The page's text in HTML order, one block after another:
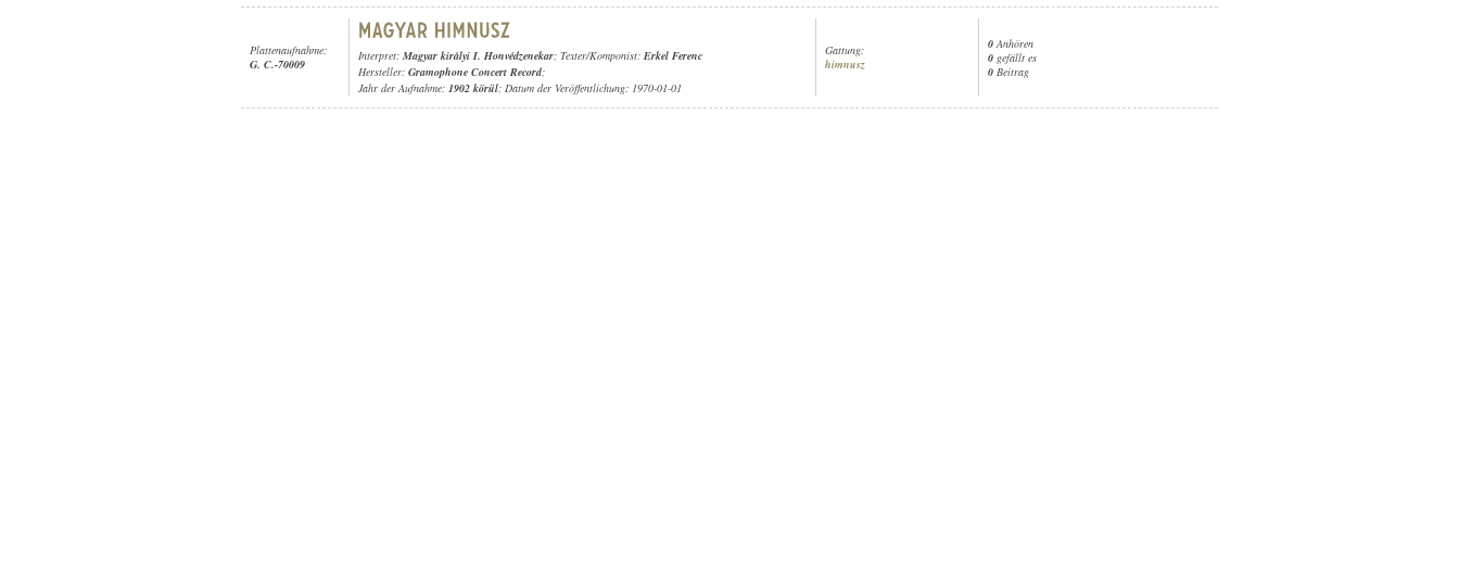
Plattenaufnahme:
G. C.-70009
Interpret: Magyar királyi I. Honvédzenekar; Texter/Komponist: Erkel Ferenc
Hersteller: Gramophone Concert Record;
Jahr der Aufnahme: 1902 körül; Datum der Veröffentlichung: 1970-01-01
Gattung:
himnusz
0 Anhören
0 gefällt es
0 Beitrag